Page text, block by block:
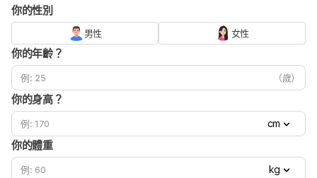
你的性別
男性 女性
你的年齡？
（歲）
你的身高？
cm
你的體重
kg